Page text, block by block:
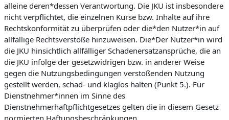
alleine deren*dessen Verantwortung. Die JKU ist insbesondere
nicht verpflichtet, die einzelnen Kurse bzw. Inhalte auf ihre
Rechtskonformität zu überprüfen oder die*den Nutzer*in auf
allfällige Rechtsverstöße hinzuweisen. Die*Der Nutzer*in wird
die JKU hinsichtlich allfälliger Schadenersatzansprüche, die an
die JKU infolge der gesetzwidrigen bzw. in anderer Weise
gegen die Nutzungsbedingungen verstoßenden Nutzung
gestellt werden, schad- und klaglos halten (Punkt 5.). Für
Dienstnehmer*innen im Sinne des
Dienstnehmerhaftpflichtgesetzes gelten die in diesem Gesetz
normierten Haftungsbeschränkungen.